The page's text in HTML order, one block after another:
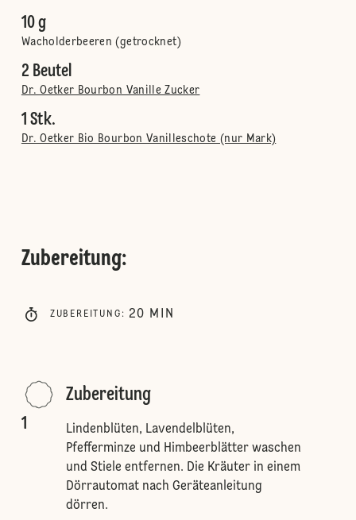
10 g
Wacholderbeeren (getrocknet)
2 Beutel
Dr. Oetker Bourbon Vanille Zucker
1 Stk.
Dr. Oetker Bio Bourbon Vanilleschote (nur Mark)
Zubereitung:
ZUBEREITUNG : 20 MIN
1
Zubereitung
Lindenblüten, Lavendelblüten,
Pfefferminze und Himbeerblätter waschen
und Stiele entfernen. Die Kräuter in einem
Dörrautomat nach Geräteanleitung
dörren.